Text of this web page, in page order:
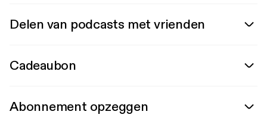
Delen van podcasts met vrienden
Cadeaubon
Abonnement opzeggen